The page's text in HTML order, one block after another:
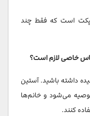
است که فقط چند
لباس خاصی لازم است؟
داشته باشید. آستین
می‌شود و خانم‌ها
کنند.